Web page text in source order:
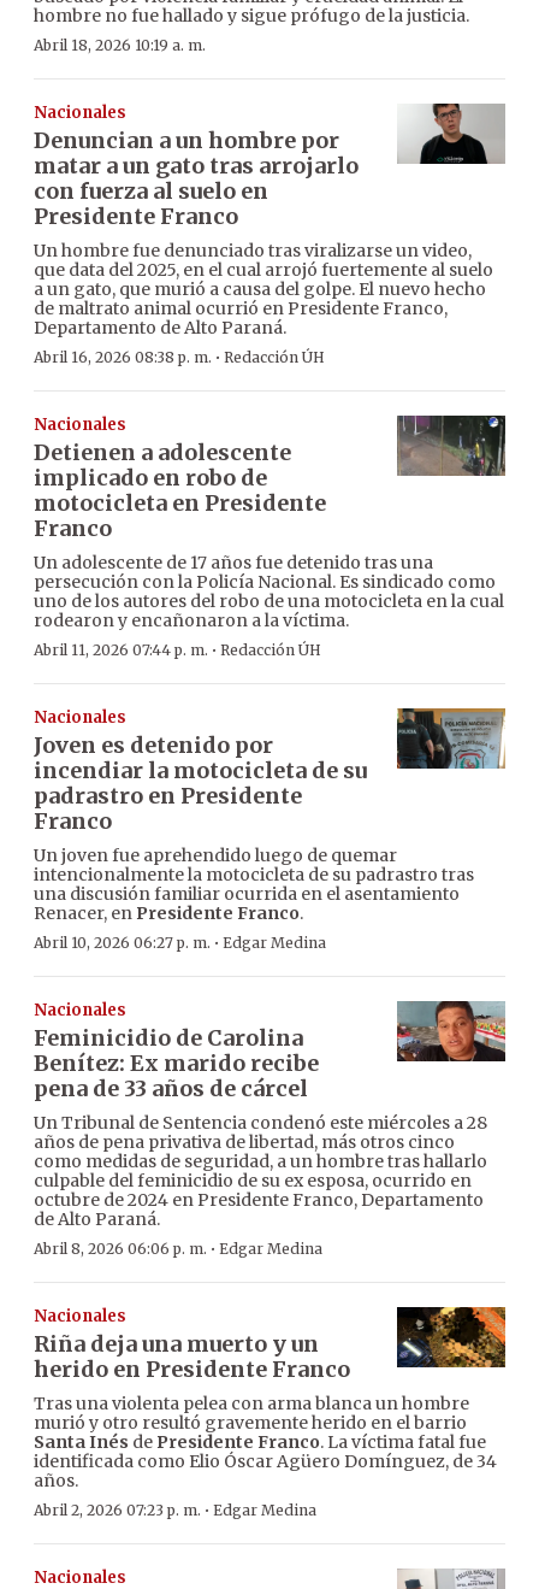
hombre no fue hallado y sigue prófugo de la justicia.
Abril 18, 2026 10:19 a. m.
Nacionales
Denuncian a un hombre por
matar a un gato tras arrojarlo
con fuerza al suelo en
Presidente Franco
Un hombre fue denunciado tras viralizarse un video,
que data del 2025, en el cual arrojó fuertemente al suelo
a un gato, que murió a causa del golpe. El nuevo hecho
de maltrato animal ocurrió en Presidente Franco,
Departamento de Alto Paraná.
Abril 16, 2026 08:38 p. m. · Redacción ÚH
Nacionales
Detienen a adolescente
implicado en robo de
motocicleta en Presidente
Franco
Un adolescente de 17 años fue detenido tras una
persecución con la Policía Nacional. Es sindicado como
uno de los autores del robo de una motocicleta en la cual
rodearon y encañonaron a la víctima.
Abril 11, 2026 07:44 p. m. · Redacción ÚH
Nacionales
Joven es detenido por
incendiar la motocicleta de su
padrastro en Presidente
Franco
Un joven fue aprehendido luego de quemar
intencionalmente la motocicleta de su padrastro tras
una discusión familiar ocurrida en el asentamiento
Renacer, en Presidente Franco.
Abril 10, 2026 06:27 p. m. · Edgar Medina
Nacionales
Feminicidio de Carolina
Benítez: Ex marido recibe
pena de 33 años de cárcel
Un Tribunal de Sentencia condenó este miércoles a 28
años de pena privativa de libertad, más otros cinco
como medidas de seguridad, a un hombre tras hallarlo
culpable del feminicidio de su ex esposa, ocurrido en
octubre de 2024 en Presidente Franco, Departamento
de Alto Paraná.
Abril 8, 2026 06:06 p. m. · Edgar Medina
Nacionales
Riña deja una muerto y un
herido en Presidente Franco
Tras una violenta pelea con arma blanca un hombre
murió y otro resultó gravemente herido en el barrio
Santa Inés de Presidente Franco. La víctima fatal fue
identificada como Elio Óscar Agüero Domínguez, de 34
años.
Abril 2, 2026 07:23 p. m. · Edgar Medina
Nacionales